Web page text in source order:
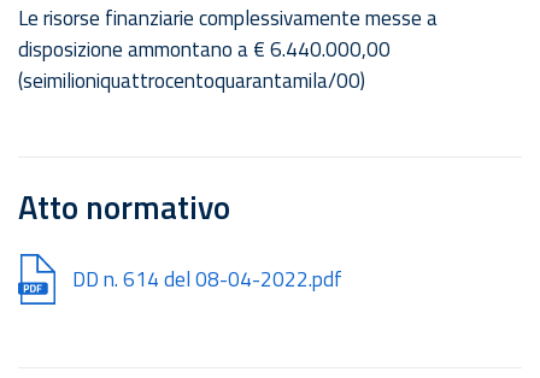
Le risorse finanziarie complessivamente messe a
disposizione ammontano a € 6.440.000,00
(seimilioniquattrocentoquarantamila/00)
Atto normativo
Document
DD n. 614 del 08-04-2022.pdf